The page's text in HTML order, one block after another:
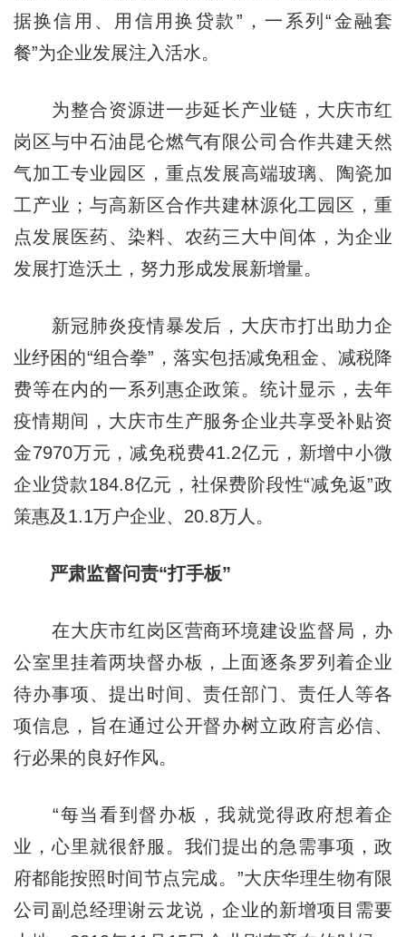
据换信用、用信用换贷款”，一系列“金融套
餐”为企业发展注入活水。
为整合资源进一步延长产业链，大庆市红
岗区与中石油昆仑燃气有限公司合作共建天然
气加工专业园区，重点发展高端玻璃、陶瓷加
工产业；与高新区合作共建林源化工园区，重
点发展医药、染料、农药三大中间体，为企业
发展打造沃土，努力形成发展新增量。
新冠肺炎疫情暴发后，大庆市打出助力企
业纾困的“组合拳”，落实包括减免租金、减税降
费等在内的一系列惠企政策。统计显示，去年
疫情期间，大庆市生产服务企业共享受补贴资
金7970万元，减免税费41.2亿元，新增中小微
企业贷款184.8亿元，社保费阶段性“减免返”政
策惠及1.1万户企业、20.8万人。
严肃监督问责“打手板”
在大庆市红岗区营商环境建设监督局，办
公室里挂着两块督办板，上面逐条罗列着企业
待办事项、提出时间、责任部门、责任人等各
项信息，旨在通过公开督办树立政府言必信、
行必果的良好作风。
“每当看到督办板，我就觉得政府想着企
业，心里就很舒服。我们提出的急需事项，政
府都能按照时间节点完成。”大庆华理生物有限
公司副总经理谢云龙说，企业的新增项目需要